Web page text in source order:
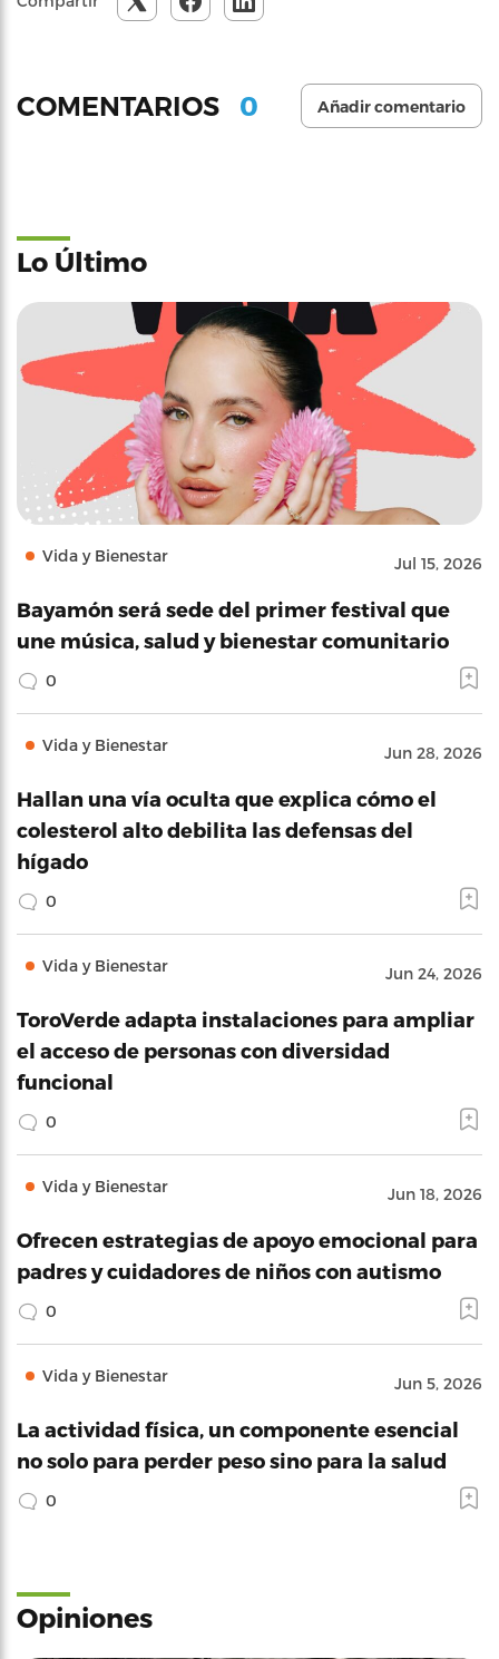
COMENTARIOS 0 Añadir comentario
Lo Último
Vida y Bienestar Jul 15, 2026
Bayamón será sede del primer festival que
une música, salud y bienestar comunitario
0
Vida y Bienestar Jun 28, 2026
Hallan una vía oculta que explica cómo el
colesterol alto debilita las defensas del
hígado
0
Vida y Bienestar Jun 24, 2026
ToroVerde adapta instalaciones para ampliar
el acceso de personas con diversidad
funcional
0
Vida y Bienestar Jun 18, 2026
Ofrecen estrategias de apoyo emocional para
padres y cuidadores de niños con autismo
0
Vida y Bienestar Jun 5, 2026
La actividad física, un componente esencial
no solo para perder peso sino para la salud
0
Opiniones